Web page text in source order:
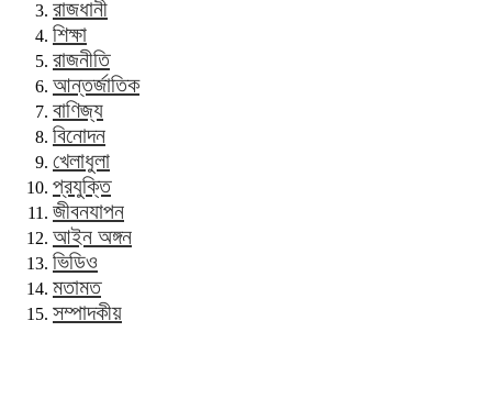
রাজধানী
শিক্ষা
রাজনীতি
আন্তর্জাতিক
বাণিজ্য
বিনোদন
খেলাধুলা
প্রযুক্তি
জীবনযাপন
আইন অঙ্গন
ভিডিও
মতামত
সম্পাদকীয়